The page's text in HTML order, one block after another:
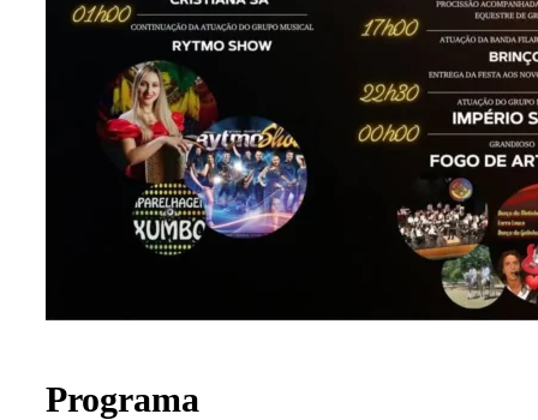
Programa